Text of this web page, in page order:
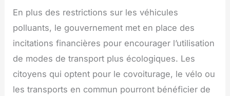
En plus des restrictions sur les véhicules
polluants, le gouvernement met en place des
incitations financières pour encourager l’utilisation
de modes de transport plus écologiques. Les
citoyens qui optent pour le covoiturage, le vélo ou
les transports en commun pourront bénéficier de